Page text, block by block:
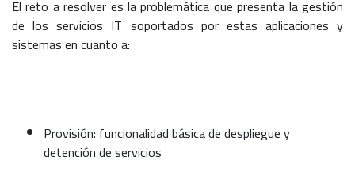
El reto a resolver es la problemática que presenta la gestión
de los servicios IT soportados por estas aplicaciones y
sistemas en cuanto a:
Provisión: funcionalidad básica de despliegue y
detención de servicios